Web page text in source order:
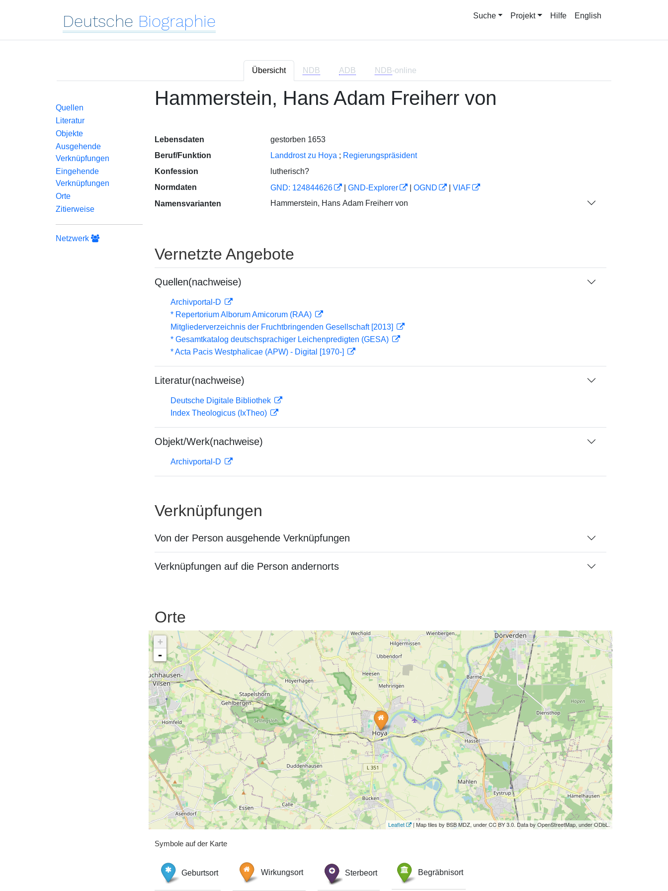
Deutsche Biographie Suche Projekt Hilfe English
Übersicht NDB ADB NDB-online
Quellen
Literatur
Objekte
Ausgehende
Verknüpfungen
Eingehende
Verknüpfungen
Orte
Zitierweise
Netzwerk
Hammerstein, Hans Adam Freiherr von
Lebensdaten
gestorben 1653
Beruf/Funktion
Landdrost zu Hoya ; Regierungspräsident
Konfession
lutherisch?
Normdaten
GND: 124844626 GND-Explorer OGND
VIAF
Namensvarianten
Hammerstein, Hans Adam Freiherr von
Vernetzte Angebote
Quellen(nachweise)
Archivportal-D
* Repertorium Alborum Amicorum (RAA)
Mitgliederverzeichnis der Fruchtbringenden Gesellschaft [2013]
* Gesamtkatalog deutschsprachiger Leichenpredigten (GESA)
* Acta Pacis Westphalicae (APW) - Digital [1970-]
Literatur(nachweise)
Deutsche Digitale Bibliothek
Index Theologicus (IxTheo)
Objekt/Werk(nachweise)
Archivportal-D
Verknüpfungen
Von der Person ausgehende Verknüpfungen
Verknüpfungen auf die Person andernorts
Orte
+
-
Leaflet | Map tiles by BSB MDZ, under CC BY 3.0. Data by OpenStreetMap, under ODbL.
Symbole auf der Karte
Geburtsort Wirkungsort Sterbeort Begräbnisort